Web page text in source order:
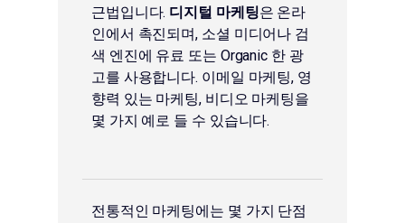
근법입니다. 디지털 마케팅은 온라
인에서 촉진되며, 소셜 미디어나 검
색 엔진에 유료 또는 Organic 한 광
고를 사용합니다. 이메일 마케팅, 영
향력 있는 마케팅, 비디오 마케팅을
몇 가지 예로 들 수 있습니다.
전통적인 마케팅에는 몇 가지 단점